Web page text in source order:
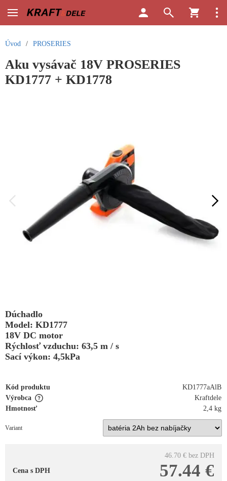
Úvod / PROSERIES
Aku vysávač 18V PROSERIES
KD1777 + KD1778
Dúchadlo
Model: KD1777
18V DC motor
Rýchlosť vzduchu: 63,5 m / s
Sací výkon: 4,5kPa
Kód produktu
KD1777aAlB
Výrobca
Kraftdele
Hmotnosť
2,4 kg
Variant
46.70 € bez DPH
57.44 €
Cena s DPH